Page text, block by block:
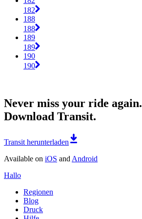
182
188
188
189
189
190
190
Never miss your ride again.
Download Transit.
Transit herunterladen
Available on iOS and Android
Hallo
Regionen
Blog
Druck